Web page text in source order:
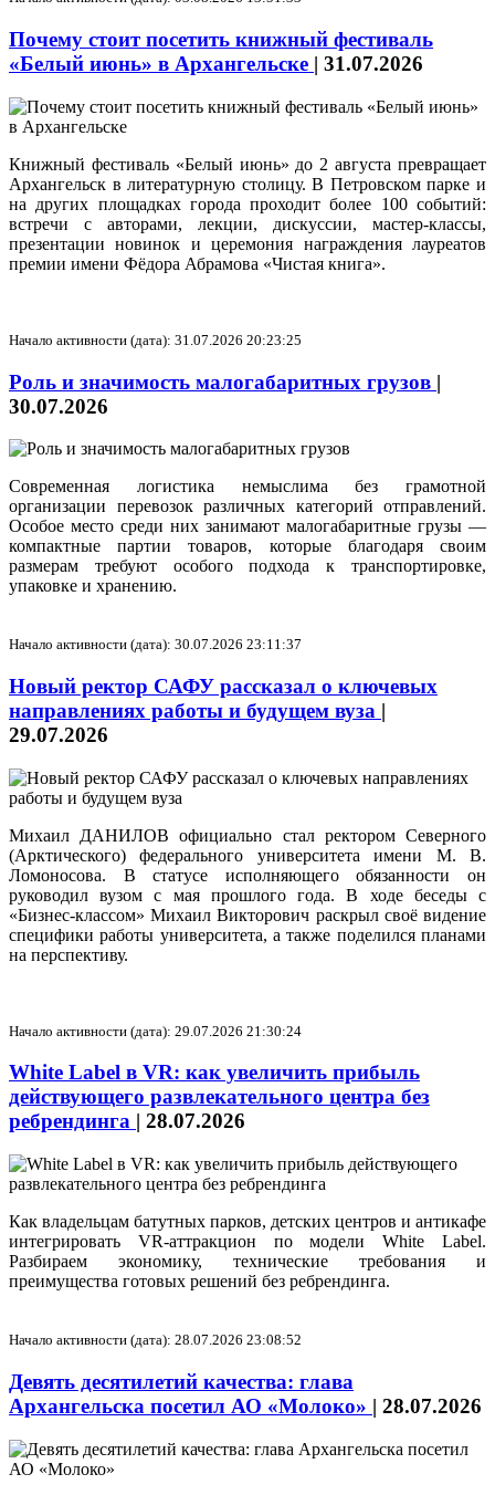
Почему стоит посетить книжный фестиваль
«Белый июнь» в Архангельске | 31.07.2026
Книжный фестиваль «Белый июнь» до 2 августа превращает
Архангельск в литературную столицу. В Петровском парке и
на других площадках города проходит более 100 событий:
встречи с авторами, лекции, дискуссии, мастер‑классы,
презентации новинок и церемония награждения лауреатов
премии имени Фёдора Абрамова «Чистая книга».
Начало активности (дата): 31.07.2026 20:23:25
Роль и значимость малогабаритных грузов |
30.07.2026
Современная логистика немыслима без грамотной
организации перевозок различных категорий отправлений.
Особое место среди них занимают малогабаритные грузы —
компактные партии товаров, которые благодаря своим
размерам требуют особого подхода к транспортировке,
упаковке и хранению.
Начало активности (дата): 30.07.2026 23:11:37
Новый ректор САФУ рассказал о ключевых
направлениях работы и будущем вуза |
29.07.2026
Михаил ДАНИЛОВ официально стал ректором Северного
(Арктического) федерального университета имени М. В.
Ломоносова. В статусе исполняющего обязанности он
руководил вузом с мая прошлого года. В ходе беседы с
«Бизнес-классом» Михаил Викторович раскрыл своё видение
специфики работы университета, а также поделился планами
на перспективу.
Начало активности (дата): 29.07.2026 21:30:24
White Label в VR: как увеличить прибыль
действующего развлекательного центра без
ребрендинга | 28.07.2026
Как владельцам батутных парков, детских центров и антикафе
интегрировать VR-аттракцион по модели White Label.
Разбираем экономику, технические требования и
преимущества готовых решений без ребрендинга.
Начало активности (дата): 28.07.2026 23:08:52
Девять десятилетий качества: глава
Архангельска посетил АО «Молоко» | 28.07.2026